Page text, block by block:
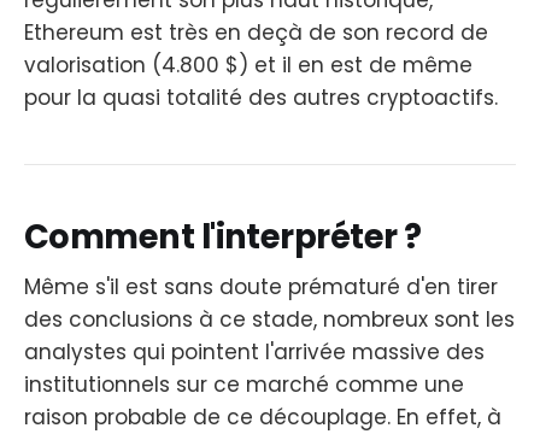
Ethereum est très en deçà de son record de
valorisation (4.800 $) et il en est de même
pour la quasi totalité des autres cryptoactifs.
Comment l'interpréter ?
Même s'il est sans doute prématuré d'en tirer
des conclusions à ce stade, nombreux sont les
analystes qui pointent l'arrivée massive des
institutionnels sur ce marché comme une
raison probable de ce découplage. En effet, à